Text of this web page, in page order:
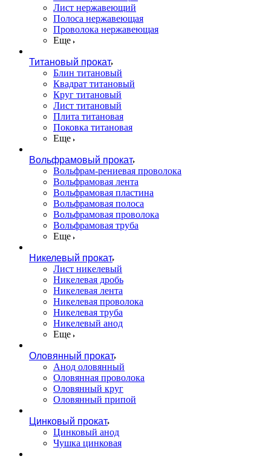
Лист нержавеющий
Полоса нержавеющая
Проволока нержавеющая
Еще
Титановый прокат
Блин титановый
Квадрат титановый
Круг титановый
Лист титановый
Плита титановая
Поковка титановая
Еще
Вольфрамовый прокат
Вольфрам-рениевая проволока
Вольфрамовая лента
Вольфрамовая пластина
Вольфрамовая полоса
Вольфрамовая проволока
Вольфрамовая труба
Еще
Никелевый прокат
Лист никелевый
Никелевая дробь
Никелевая лента
Никелевая проволока
Никелевая труба
Никелевый анод
Еще
Оловянный прокат
Анод оловянный
Оловянная проволока
Оловянный круг
Оловянный припой
Цинковый прокат
Цинковый анод
Чушка цинковая